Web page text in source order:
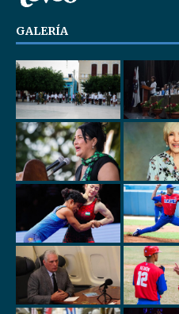
GALERÍA